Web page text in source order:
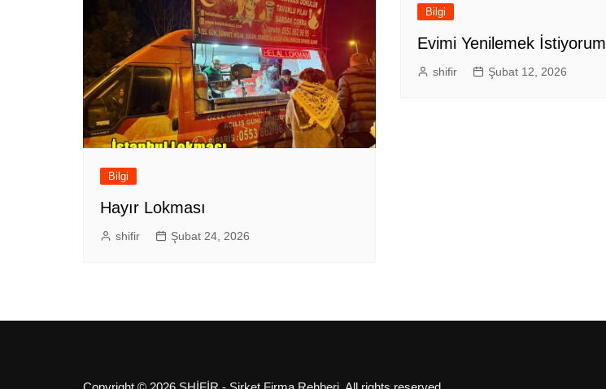
Bilgi
Hayır Lokması
shifir Şubat 24, 2026
Bilgi
Evimi Yenilemek İstiyorum
shifir Şubat 12, 2026